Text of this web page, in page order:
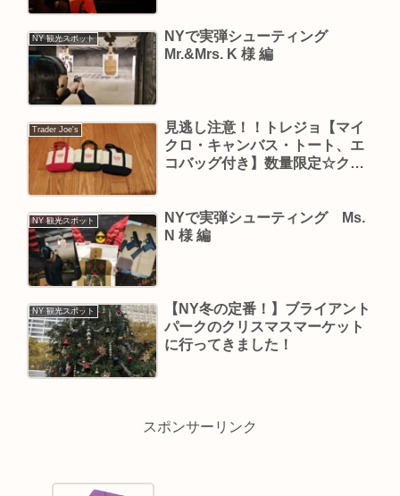
NY 観光スポット
NYで実弾シューティング
Mr.&Mrs. K 様 編
Trader Joe's
見逃し注意！！トレジョ【マイ
クロ・キャンバス・トート、エ
コバッグ付き】数量限定☆クー
NY 観光スポット
NYで実弾シューティング Ms.
N 様 編
NY 観光スポット
【NY冬の定番！】ブライアント
パークのクリスマスマーケット
に行ってきました！
スポンサーリンク